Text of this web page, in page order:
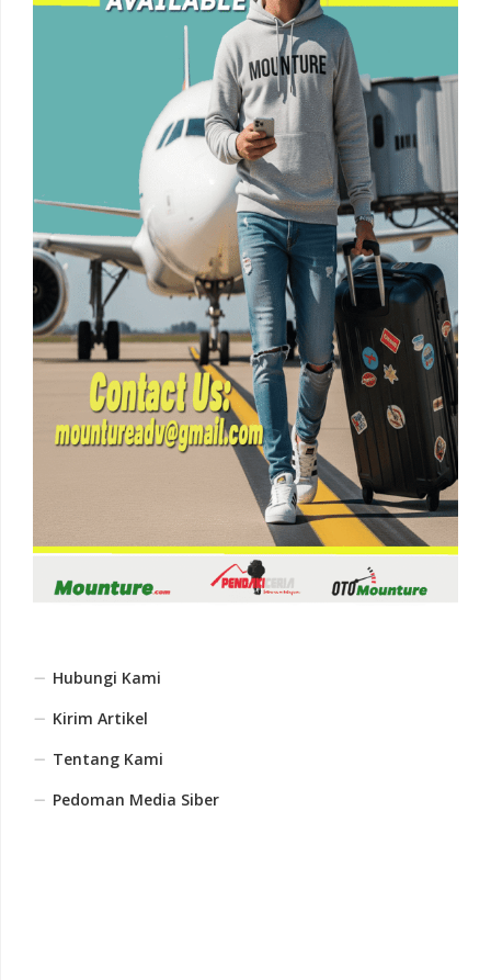
Hubungi Kami
Kirim Artikel
Tentang Kami
Pedoman Media Siber